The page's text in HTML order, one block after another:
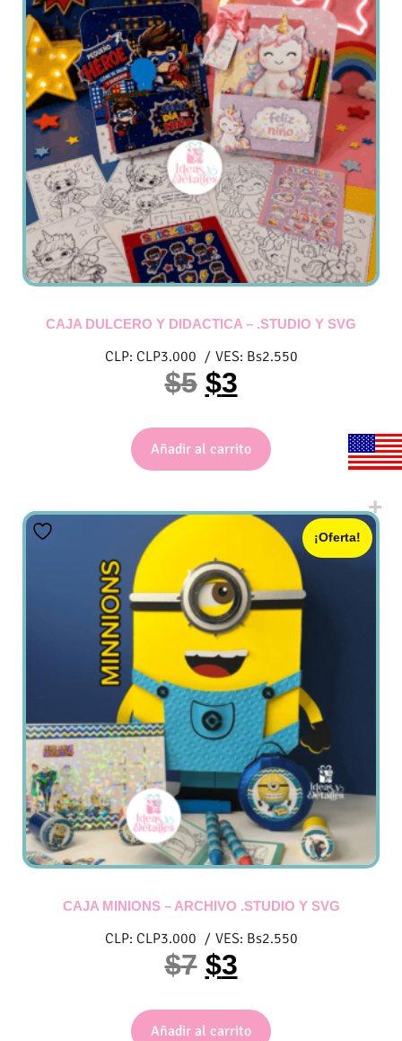
CAJA DULCERO Y DIDACTICA – .STUDIO Y SVG
CLP: CLP3.000 / VES: Bs2.550
$5 $3
Añadir al carrito
¡Oferta!
CAJA MINIONS – ARCHIVO .STUDIO Y SVG
CLP: CLP3.000 / VES: Bs2.550
$7 $3
Añadir al carrito